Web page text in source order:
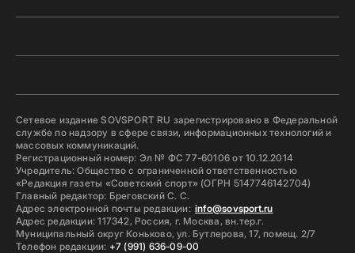
Сетевое издание SOVSPORT RU зарегистрировано в Федеральной
службе по надзору в сфере связи, информационных технологий и
массовых коммуникаций.
Регистрационный номер: Эл № ФС 77-60106 от 10.12.2014
Учредитель: Общество с ограниченной ответственностью
«Редакция газеты «Советский спорт» (ОГРН 5147746142704)
Главный редактор: Бреговский С. С.
Адрес электронной почты редакции: info@sovsport.ru
Адрес редакции: 117342, Россия, г. Москва, вн.тер.г.
Муниципальный округ Коньково, ул. Бутлерова, 17, помещ. 2/7
Телефон редакции: +7 (991) 636-09-00